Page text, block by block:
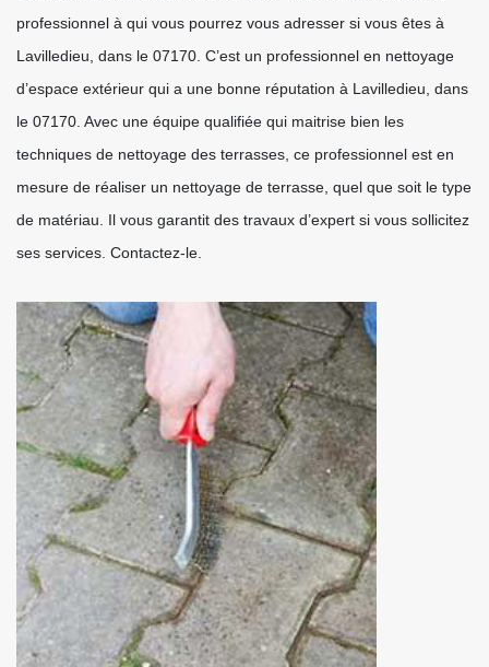
professionnel à qui vous pourrez vous adresser si vous êtes à
Lavilledieu, dans le 07170. C’est un professionnel en nettoyage
d’espace extérieur qui a une bonne réputation à Lavilledieu, dans
le 07170. Avec une équipe qualifiée qui maitrise bien les
techniques de nettoyage des terrasses, ce professionnel est en
mesure de réaliser un nettoyage de terrasse, quel que soit le type
de matériau. Il vous garantit des travaux d’expert si vous sollicitez
ses services. Contactez-le.